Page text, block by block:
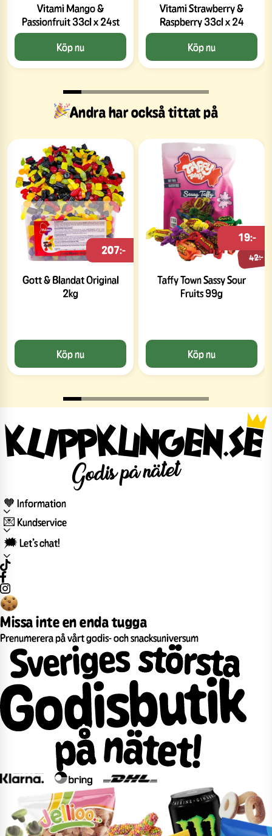
Vitami Mango &
Passionfruit 33cl x 24st
Köp nu
Vitami Strawberry &
Raspberry 33cl x 24
Köp nu
Andra har också tittat på
Gott & Blandat Original
2kg
207:-
Köp nu
Taffy Town Sassy Sour
Fruits 99g
42:-
19:-
Köp nu
🧡 Information
💌 Kundservice
🗯️ Let’s chat!
Missa inte en enda tugga
Prenumerera på vårt godis- och snacksuniversum